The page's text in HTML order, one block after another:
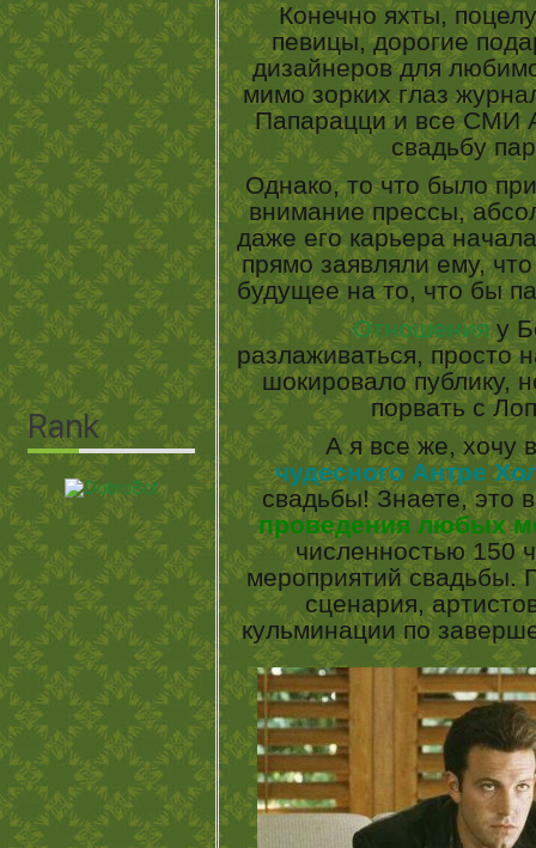
Конечно яхты,
певицы, дорогие
дизайнеров для
мимо зорких глаз
Папарацци и все СМИ
свадьбу
Однако, то что было
внимание прессы,
даже его карьера
прямо заявляли ему,
будущее на то, что бы
Отношенияу
разлаживаться, просто
шокировало публику,
порвать с
А я все же, хочу
чудесного Антре
свадьбы! Знаете, это
проведения любых
численностью 150
мероприятий свадьбы.
сценария,
кульминации по